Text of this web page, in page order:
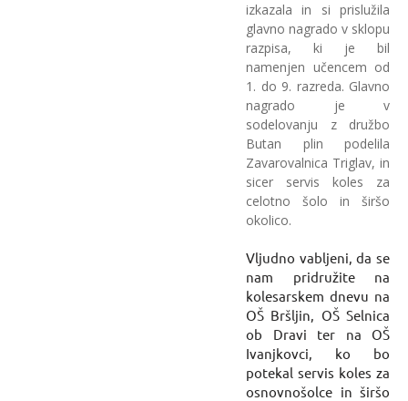
izkazala in si prislužila
glavno nagrado v sklopu
razpisa, ki je bil
namenjen učencem od
1. do 9. razreda. Glavno
nagrado je v
sodelovanju z družbo
Butan plin podelila
Zavarovalnica Triglav, in
sicer servis koles za
celotno šolo in širšo
okolico.
Vljudno vabljeni, da se
nam pridružite na
kolesarskem dnevu na
OŠ Bršljin, OŠ Selnica
ob Dravi ter na OŠ
Ivanjkovci, ko bo
potekal servis koles za
osnovnošolce in širšo